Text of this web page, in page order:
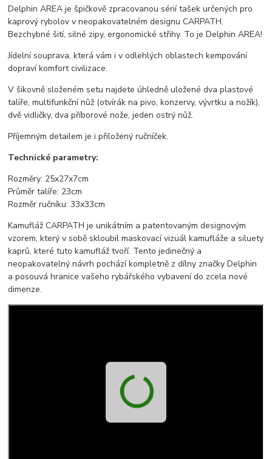
Delphin AREA je špičkově zpracovanou sérií tašek určených pro
kaprový rybolov v neopakovatelném designu CARPATH.
Bezchybné šití, silné zipy, ergonomické střihy. To je Delphin AREA!
Jídelní souprava, která vám i v odlehlých oblastech kempování
dopraví komfort civilizace.
V šikovně složeném setu najdete úhledně uložené dva plastové
talíře, multifunkční nůž (otvírák na pivo, konzervy, vývrtku a nožík),
dvě vidličky, dva příborové nože, jeden ostrý nůž.
Příjemným detailem je i přiložený ručníček.
Technické parametry:
Rozměry: 25x27x7cm
Průměr talíře: 23cm
Rozměr ručníku: 33x33cm
Kamufláž CARPATH je unikátním a patentovaným designovým
vzorem, který v sobě skloubil maskovací vizuál kamufláže a siluety
kaprů, které tuto kamufláž tvoří. Tento jedinečný a
neopakovatelný návrh pochází kompletně z dílny značky Delphin
a posouvá hranice vašeho rybářského vybavení do zcela nové
dimenze.